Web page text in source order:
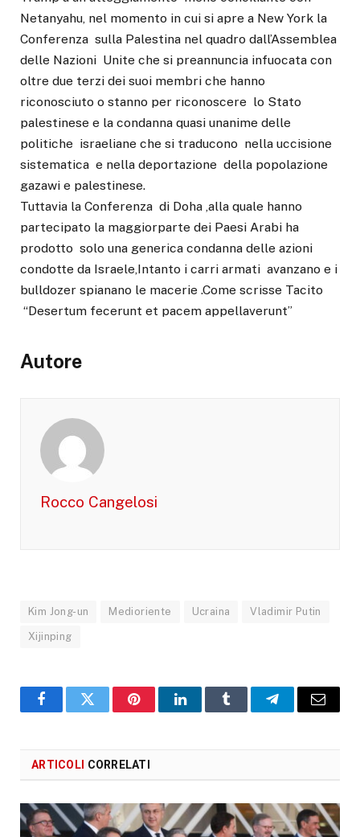
Netanyahu, nel momento in cui si apre a New York la
Conferenza sulla Palestina nel quadro dall’Assemblea
delle Nazioni Unite che si preannuncia infuocata con
oltre due terzi dei suoi membri che hanno
riconosciuto o stanno per riconoscere lo Stato
palestinese e la condanna quasi unanime delle
politiche israeliane che si traducono nella uccisione
sistematica e nella deportazione della popolazione
gazawi e palestinese.
Tuttavia la Conferenza di Doha ,alla quale hanno
partecipato la maggiorparte dei Paesi Arabi ha
prodotto solo una generica condanna delle azioni
condotte da Israele,Intanto i carri armati avanzano e i
bulldozer spianano le macerie .Come scrisse Tacito
“Desertum fecerunt et pacem appellaverunt”
Autore
Rocco Cangelosi
Kim Jong-un Medioriente Ucraina Vladimir Putin
Xijinping
Facebook
X PinterestLinkedInTumblr TelegramEmail
ARTICOLI CORRELATI